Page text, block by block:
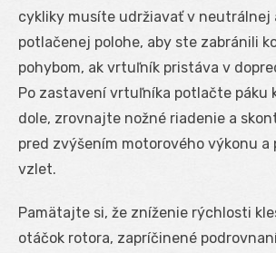
cykliky musíte udržiavať v neutrálnej
potlačenej polohe, aby ste zabránili
pohybom, ak vrtuľník pristáva v
Po zastavení vrtuľníka potlačte páku
dole, zrovnajte nožné riadenie a
pred zvýšením motorového výkonu a
vzlet.
Pamätajte si, že zníženie rýchlosti
otáčok rotora, zapríčinené